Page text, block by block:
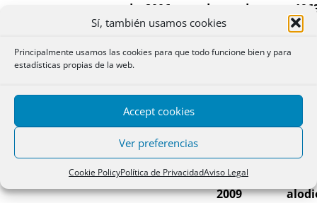
Sí, también usamos cookies
Principalmente usamos las cookies para que todo funcione bien y para
estadísticas propias de la web.
Accept cookies
Ver preferencias
Cookie PolicyPolítica de PrivacidadAviso Legal
de 2006
BOEResumen
derogada
reforma 2007
Resumen
ILLES BALEARS Compilacion
Reforma
2009